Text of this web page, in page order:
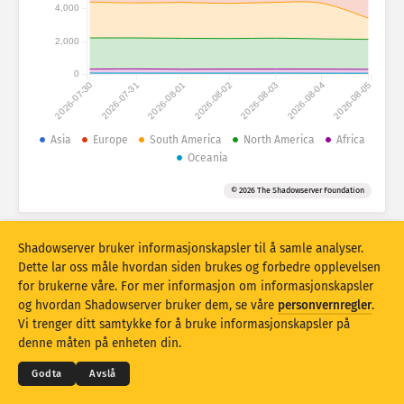
Angrepsstatistikk: Enheter
Datasett
Grense
Overlappende
Oppdater Tilbakestill
Last ned som PNG
2026-07-30 2026-07-31 2026-08-01 2026-08-02 2026-08-03 2026-08-04 2026-08-05
0
2,000
4,000
Asia Europe South America North America
Africa
Oceania
© 2026 The Shadowserver Foundation
© 2026THE SHADOWSERVER FOUNDATION
Personvern og vilkår
Kontakt oss Credits
Shadowserver bruker informasjonskapsler til å samle analyser.
Dette lar oss måle hvordan siden brukes og forbedre opplevelsen
for brukerne våre. For mer informasjon om informasjonskapsler
og hvordan Shadowserver bruker dem, se våre personvernregler.
Vi trenger ditt samtykke for å bruke informasjonskapsler på
denne måten på enheten din.
Godta Avslå